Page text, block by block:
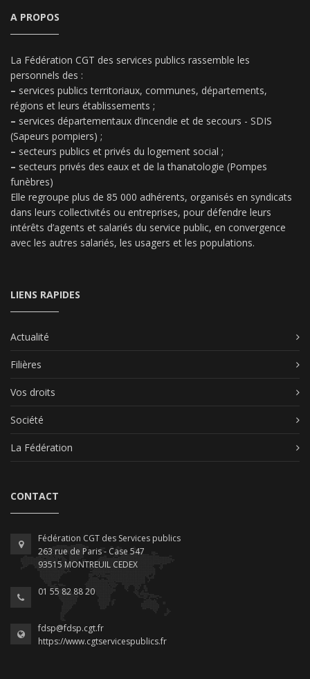
A PROPOS
La Fédération CGT des services publics rassemble les
personnels des :
– services publics territoriaux, communes, départements,
régions et leurs établissements ;
– services départementaux d’incendie et de secours - SDIS
(Sapeurs pompiers) ;
– secteurs publics et privés du logement social ;
– secteurs privés des eaux et de la thanatologie (Pompes
funèbres)
Elle regroupe plus de 85 000 adhérents, organisés en syndicats
dans leurs collectivités ou entreprises, pour défendre leurs
intérêts d’agents et salariés du service public, en convergence
avec les autres salariés, les usagers et les populations.
LIENS RAPIDES
Actualité
Filières
Vos droits
Société
La Fédération
CONTACT
Fédération CGT des Services publics
263 rue de Paris - Case 547
93515 MONTREUIL CEDEX
01 55 82 88 20
fdsp@fdsp.cgt.fr
https://www.cgtservicespublics.fr